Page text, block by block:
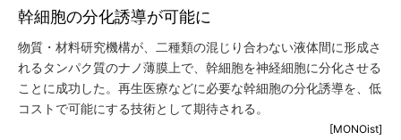
幹細胞の分化誘導が可能に
物質・材料研究機構が、二種類の混じり合わない液体間に形成さ
れるタンパク質のナノ薄膜上で、幹細胞を神経細胞に分化させる
ことに成功した。再生医療などに必要な幹細胞の分化誘導を、低
コストで可能にする技術として期待される。
[MONOist]